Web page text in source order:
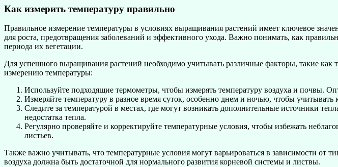
Как измерить температуру правильно
Правильное измерение температуры в условиях выращивания растений имеет ключевое
для роста, предотвращения заболеваний и эффективного ухода. Важно понимать, как
периода их вегетации.
Для успешного выращивания растений необходимо учитывать различные факторы, такие
измерению температуры:
Используйте подходящие термометры, чтобы измерять температуру воздуха и почвы.
Измеряйте температуру в разное время суток, особенно днем и ночью, чтобы
Следите за температурой в местах, где могут возникать дополнительные источники
недостатка тепла.
Регулярно проверяйте и корректируйте температурные условия, чтобы избежать
листьев.
Также важно учитывать, что температурные условия могут варьироваться в зависимости от
воздуха должна быть достаточной для нормального развития корневой системы и листвы.